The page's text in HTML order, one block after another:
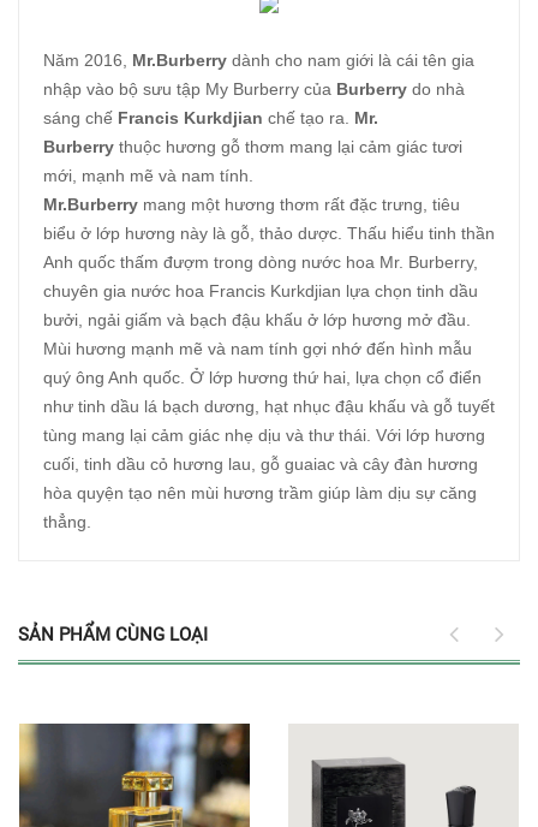
Năm 2016, Mr.Burberry dành cho nam giới là cái tên gia
nhập vào bộ sưu tập My Burberry của Burberry do nhà
sáng chế Francis Kurkdjian chế tạo ra. Mr.
Burberry thuộc hương gỗ thơm mang lại cảm giác tươi
mới, mạnh mẽ và nam tính.
Mr.Burberry mang một hương thơm rất đặc trưng, tiêu
biểu ở lớp hương này là gỗ, thảo dược. Thấu hiểu tinh thần
Anh quốc thấm đượm trong dòng nước hoa Mr. Burberry,
chuyên gia nước hoa Francis Kurkdjian lựa chọn tinh dầu
bưởi, ngải giấm và bạch đậu khấu ở lớp hương mở đầu.
Mùi hương mạnh mẽ và nam tính gợi nhớ đến hình mẫu
quý ông Anh quốc. Ở lớp hương thứ hai, lựa chọn cổ điển
như tinh dầu lá bạch dương, hạt nhục đậu khấu và gỗ tuyết
tùng mang lại cảm giác nhẹ dịu và thư thái. Với lớp hương
cuối, tinh dầu cỏ hương lau, gỗ guaiac và cây đàn hương
hòa quyện tạo nên mùi hương trầm giúp làm dịu sự căng
thẳng.
SẢN PHẨM CÙNG LOẠI